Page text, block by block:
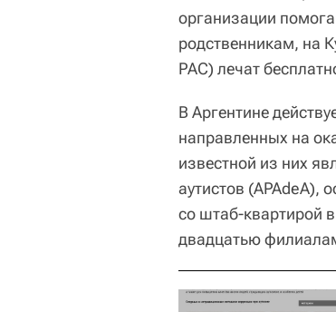
организации
родственникам, на
РАС) лечат
В Аргентине
направленных на
известной из них
аутистов (APAdeA),
со штаб-квартирой
двадцатью